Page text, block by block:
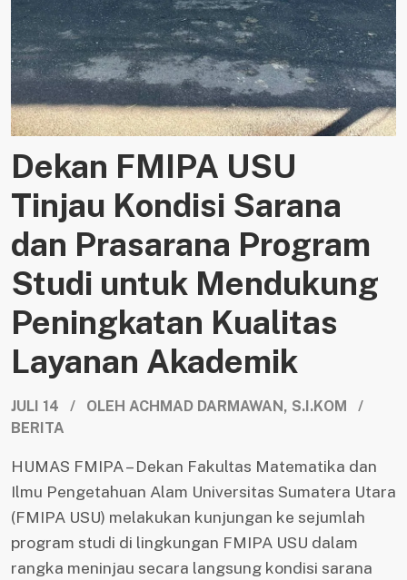
Dekan FMIPA USU
Tinjau Kondisi Sarana
dan Prasarana Program
Studi untuk Mendukung
Peningkatan Kualitas
Layanan Akademik
JULI 14 / OLEH ACHMAD DARMAWAN, S.I.KOM /
BERITA
HUMAS FMIPA – Dekan Fakultas Matematika dan
Ilmu Pengetahuan Alam Universitas Sumatera Utara
(FMIPA USU) melakukan kunjungan ke sejumlah
program studi di lingkungan FMIPA USU dalam
rangka meninjau secara langsung kondisi sarana